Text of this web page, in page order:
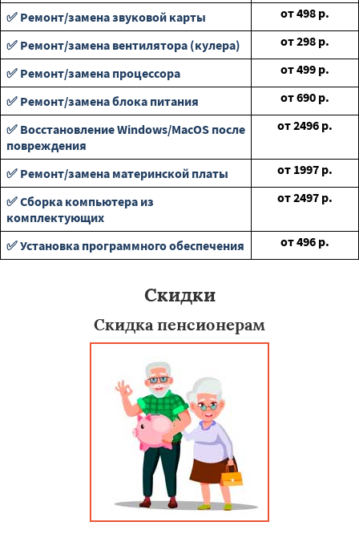
✅ Ремонт/замена звуковой карты
от498 р.
✅ Ремонт/замена вентилятора (кулера)
от298 р.
✅ Ремонт/замена процессора
от499 р.
✅ Ремонт/замена блока питания
от690 р.
✅ Восстановление Windows/MacOS после
повреждения
от2496 р.
✅ Ремонт/замена материнской платы от 1997 р.
✅ Сборка компьютера из
комплектующих
от2497 р.
✅ Установка программного обеспечения от496 р.
Скидки
Скидка пенсионерам